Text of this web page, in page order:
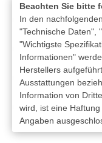
Beachten Sie bitte
In den
"Technische Daten",
"Wichtigste
Informationen"
Herstellers
Ausstattungen
Information von
wird, ist eine
Angaben